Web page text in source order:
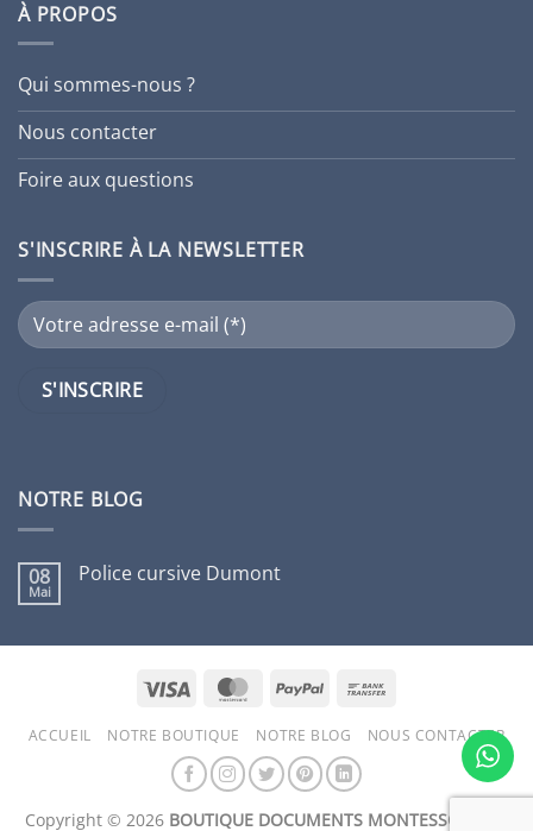
À PROPOS
Qui sommes-nous ?
Nous contacter
Foire aux questions
S'INSCRIRE À LA NEWSLETTER
NOTRE BLOG
08
Mai
Police cursive Dumont
Police
Visa MasterCardPayPal
ACCUEIL NOTRE BOUTIQUE NOTRE BLOG NOUS CONTACTER
Copyright © 2026 BOUTIQUE DOCUMENTS MONTESSORI Inc.